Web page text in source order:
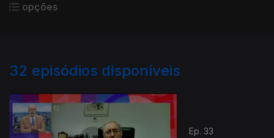
opções
32 episódios disponíveis
Ep. 33